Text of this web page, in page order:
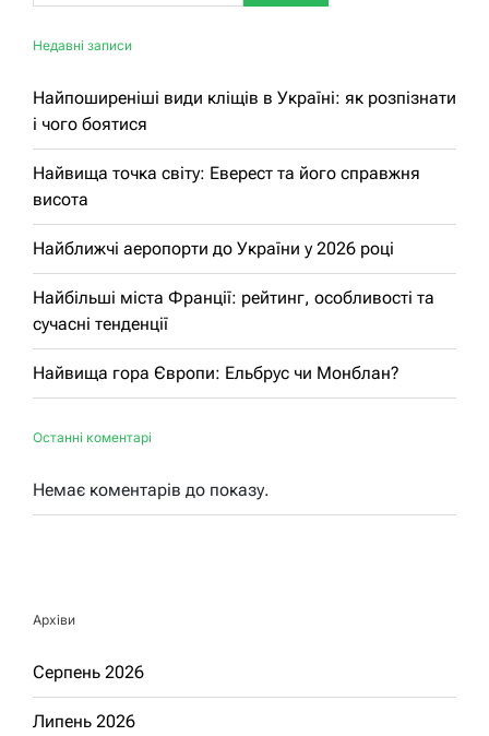
Недавні записи
Найпоширеніші види кліщів в Україні: як розпізнати
і чого боятися
Найвища точка світу: Еверест та його справжня
висота
Найближчі аеропорти до України у 2026 році
Найбільші міста Франції: рейтинг, особливості та
сучасні тенденції
Найвища гора Європи: Ельбрус чи Монблан?
Останні коментарі
Немає коментарів до показу.
Архіви
Серпень 2026
Липень 2026